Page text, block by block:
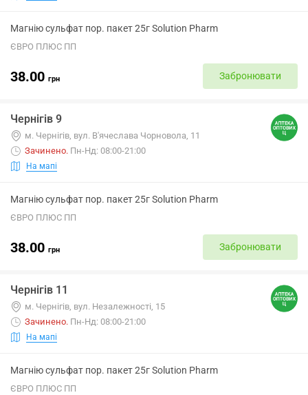
Магнію сульфат пор. пакет 25г Solution Pharm
ЄВРО ПЛЮС ПП
38.00 грн Забронювати
Чернігів 9
м. Чернігів, вул. В'ячеслава Чорновола, 11
Зачинено. Пн-Нд: 08:00-21:00
На мапі
Магнію сульфат пор. пакет 25г Solution Pharm
ЄВРО ПЛЮС ПП
38.00 грн Забронювати
Чернігів 11
м. Чернігів, вул. Незалежності, 15
Зачинено. Пн-Нд: 08:00-21:00
На мапі
Магнію сульфат пор. пакет 25г Solution Pharm
ЄВРО ПЛЮС ПП